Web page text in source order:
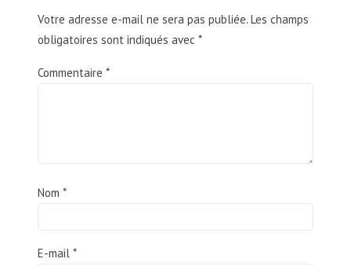
Votre adresse e-mail ne sera pas publiée. Les champs
obligatoires sont indiqués avec *
Commentaire *
Nom *
E-mail *